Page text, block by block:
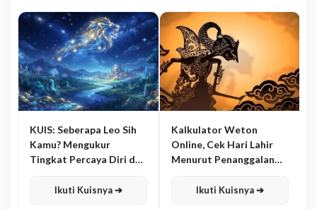
KUIS: Seberapa Leo Sih
Kamu? Mengukur
Tingkat Percaya Diri dan
Ikuti Kuisnya ➔
Kalkulator Weton
Online, Cek Hari Lahir
Menurut Penanggalan
Ikuti Kuisnya ➔